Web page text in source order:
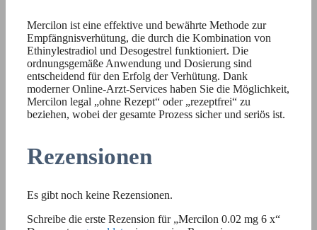
Mercilon ist eine effektive und bewährte Methode zur
Empfängnisverhütung, die durch die Kombination von
Ethinylestradiol und Desogestrel funktioniert. Die
ordnungsgemäße Anwendung und Dosierung sind
entscheidend für den Erfolg der Verhütung. Dank
moderner Online-Arzt-Services haben Sie die Möglichkeit,
Mercilon legal „ohne Rezept“ oder „rezeptfrei“ zu
beziehen, wobei der gesamte Prozess sicher und seriös ist.
Rezensionen
Es gibt noch keine Rezensionen.
Schreibe die erste Rezension für „Mercilon 0.02 mg 6 x“